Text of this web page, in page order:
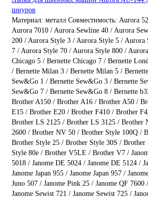
шнуров
Материал: металл Совместимость: Aurora
Aurora 7010 / Aurora Sewline 40 / Aurora
200 / Aurora Style 3 / Aurora Style 5 / Aurora
7 / Aurora Style 70 / Aurora Style 800 /
Chicago 5 / Bernette Chicago 7 / Bernette
/ Bernette Milan 3 / Bernette Milan 5 /
Sew&Go 1 / Bernette Sew&Go 3 / Bernette
Sew&Go 7 / Bernette Sew&Go 8 / Bernette
Brother A150 / Brother A16 / Brother A50 /
E15 / Brother E20 / Brother F410 / Brother
Brother LS 2125 / Brother LS 3125 / Brother
2600 / Brother NV 50 / Brother Style 100Q /
Brother Style 25 / Brother Style 30S / Brother
Style 80e / Brother V5LE / Brother V7 /
5018 / Janome DE 5024 / Janome DE 5124 /
Janome Japan 955 / Janome Japan 957 /
Juno 507 / Janome Pink 25 / Janome QF 7600
Janome Sewist 721 / Janome Sewist 725 /